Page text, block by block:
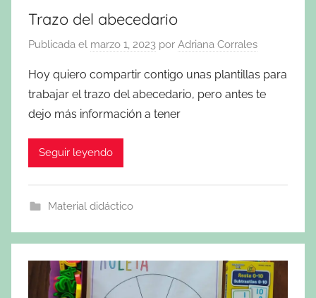
Trazo del abecedario
Publicada el marzo 1, 2023 por Adriana Corrales
Hoy quiero compartir contigo unas plantillas para
trabajar el trazo del abecedario, pero antes te
dejo más información a tener
Seguir leyendo
Material didáctico